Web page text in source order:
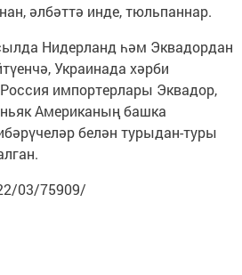
әлбәттә инде, тюльпаннар.
Нидерланд һәм Эквадордан
Украинада хәрби
импортерлары Эквадор,
Американың башка
белән турыдан-туры
03/75909/